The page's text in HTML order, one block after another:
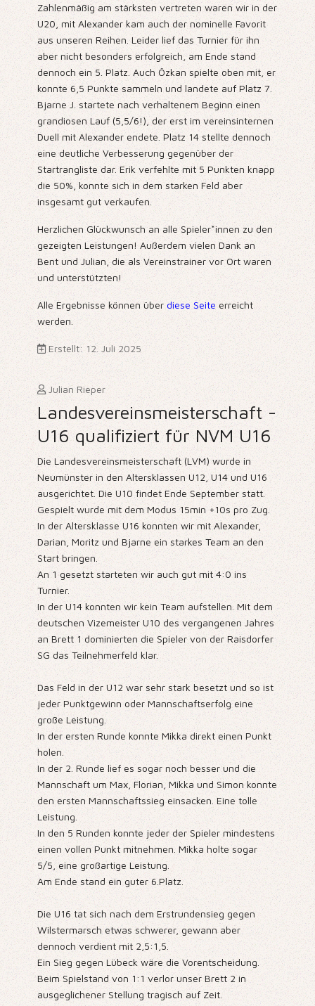
Zahlenmäßig am stärksten vertreten waren wir in der
U20, mit Alexander kam auch der nominelle Favorit
aus unseren Reihen. Leider lief das Turnier für ihn
aber nicht besonders erfolgreich, am Ende stand
dennoch ein 5. Platz. Auch Özkan spielte oben mit, er
konnte 6,5 Punkte sammeln und landete auf Platz 7.
Bjarne J. startete nach verhaltenem Beginn einen
grandiosen Lauf (5,5/6!), der erst im vereinsinternen
Duell mit Alexander endete. Platz 14 stellte dennoch
eine deutliche Verbesserung gegenüber der
Startrangliste dar. Erik verfehlte mit 5 Punkten knapp
die 50%, konnte sich in dem starken Feld aber
insgesamt gut verkaufen.
Herzlichen Glückwunsch an alle Spieler*innen zu den
gezeigten Leistungen! Außerdem vielen Dank an
Bent und Julian, die als Vereinstrainer vor Ort waren
und unterstützten!
Alle Ergebnisse können über diese Seite erreicht
werden.
Erstellt: 12. Juli 2025
Julian Rieper
Landesvereinsmeisterschaft -
U16 qualifiziert für NVM U16
Die Landesvereinsmeisterschaft (LVM) wurde in
Neumünster in den Altersklassen U12, U14 und U16
ausgerichtet. Die U10 findet Ende September statt.
Gespielt wurde mit dem Modus 15min +10s pro Zug.
In der Altersklasse U16 konnten wir mit Alexander,
Darian, Moritz und Bjarne ein starkes Team an den
Start bringen.
An 1 gesetzt starteten wir auch gut mit 4:0 ins
Turnier.
In der U14 konnten wir kein Team aufstellen. Mit dem
deutschen Vizemeister U10 des vergangenen Jahres
an Brett 1 dominierten die Spieler von der Raisdorfer
SG das Teilnehmerfeld klar.
Das Feld in der U12 war sehr stark besetzt und so ist
jeder Punktgewinn oder Mannschaftserfolg eine
große Leistung.
In der ersten Runde konnte Mikka direkt einen Punkt
holen.
In der 2. Runde lief es sogar noch besser und die
Mannschaft um Max, Florian, Mikka und Simon konnte
den ersten Mannschaftssieg einsacken. Eine tolle
Leistung.
In den 5 Runden konnte jeder der Spieler mindestens
einen vollen Punkt mitnehmen. Mikka holte sogar
5/5, eine großartige Leistung.
Am Ende stand ein guter 6.Platz.
Die U16 tat sich nach dem Erstrundensieg gegen
Wilstermarsch etwas schwerer, gewann aber
dennoch verdient mit 2,5:1,5.
Ein Sieg gegen Lübeck wäre die Vorentscheidung.
Beim Spielstand von 1:1 verlor unser Brett 2 in
ausgeglichener Stellung tragisch auf Zeit.